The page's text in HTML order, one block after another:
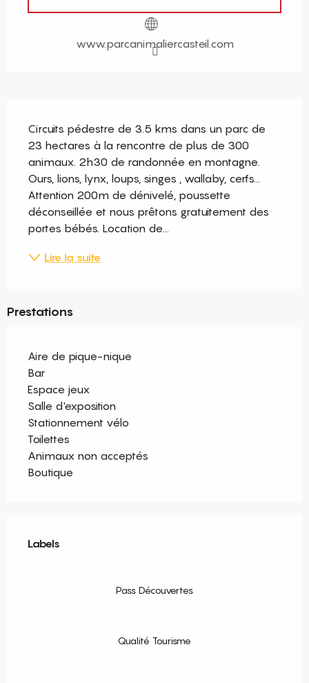
www.parcanimaliercasteil.com
Circuits pédestre de 3.5 kms dans un parc de
23 hectares à la rencontre de plus de 300
animaux. 2h30 de randonnée en montagne.
Ours, lions, lynx, loups, singes , wallaby, cerfs...
Attention 200m de dénivelé, poussette
déconseillée et nous prêtons gratuitement des
portes bébés. Location de...
Lire la suite
Prestations
Aire de pique-nique
Bar
Espace jeux
Salle d'exposition
Stationnement vélo
Toilettes
Animaux non acceptés
Boutique
Labels
Labels
Pass Découvertes
Qualité Tourisme